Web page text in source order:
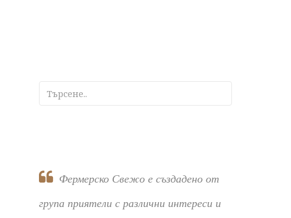
Фермерско Свежо е създадено от
група приятели с различни интереси и